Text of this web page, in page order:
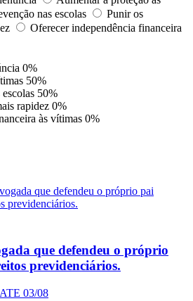
nas escolas
Punir os
Oferecer independência financeira
0%
50%
50%
rapidez 0%
às vítimas 0%
que defendeu o próprio
previdenciários.